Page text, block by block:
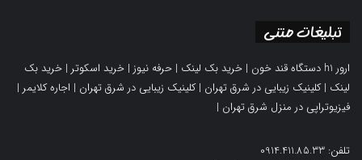
تبلیغات متنی
ارور h1 دستگاه قند خون | خرید بک لینک | حرفه نیوز | خرید اسکوتر | خرید بک
لینک |کلینیک زیبایی در شرق تهران |کلینیک زیبایی در شرق تهران | اجاره کلایمر |
فیزیوتراپی در منزل شرق تهران |
تلفن: 0914.411.85.33